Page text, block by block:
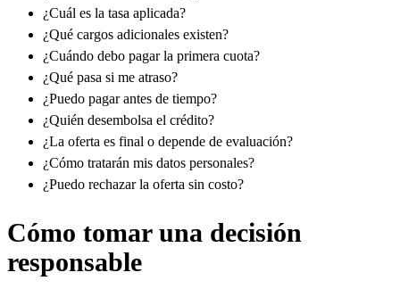
¿Cuál es la tasa aplicada?
¿Qué cargos adicionales existen?
¿Cuándo debo pagar la primera cuota?
¿Qué pasa si me atraso?
¿Puedo pagar antes de tiempo?
¿Quién desembolsa el crédito?
¿La oferta es final o depende de evaluación?
¿Cómo tratarán mis datos personales?
¿Puedo rechazar la oferta sin costo?
Cómo tomar una decisión
responsable